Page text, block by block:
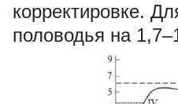
корректировке.
половодья на